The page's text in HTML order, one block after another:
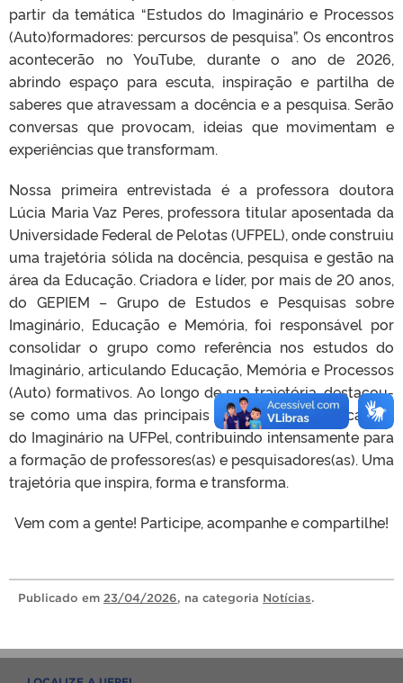
partir da temática “Estudos do Imaginário e Processos
(Auto)formadores: percursos de pesquisa”. Os encontros
acontecerão no YouTube, durante o ano de 2026,
abrindo espaço para escuta, inspiração e partilha de
saberes que atravessam a docência e a pesquisa. Serão
conversas que provocam, ideias que movimentam e
experiências que transformam.
Nossa primeira entrevistada é a professora doutora
Lúcia Maria Vaz Peres, professora titular aposentada da
Universidade Federal de Pelotas (UFPEL), onde construiu
uma trajetória sólida na docência, pesquisa e gestão na
área da Educação. Criadora e líder, por mais de 20 anos,
do GEPIEM – Grupo de Estudos e Pesquisas sobre
Imaginário, Educação e Memória, foi responsável por
consolidar o grupo como referência nos estudos do
Imaginário, articulando Educação, Memória e Processos
(Auto) formativos. Ao longo de sua trajetória, destacou-
se como uma das principais pesquisadoras do campo
do Imaginário na UFPel, contribuindo intensamente para
a formação de professores(as) e pesquisadores(as). Uma
trajetória que inspira, forma e transforma.
Vem com a gente! Participe, acompanhe e compartilhe!
Publicado em 23/04/2026, na categoria Notícias.